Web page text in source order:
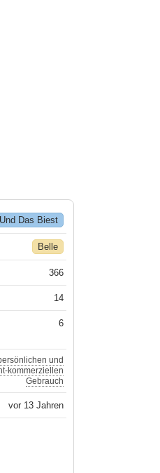
Das Biest
Belle
366
14
6
und
kommerziellen
Gebrauch
vor 13 Jahren